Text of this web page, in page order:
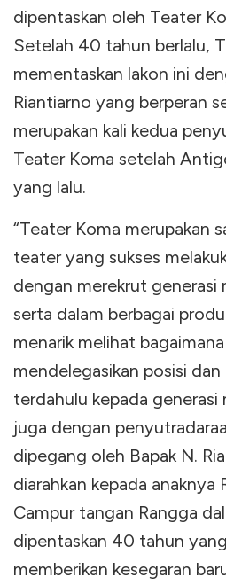
dipentaskan oleh Teater
Setelah 40 tahun berlalu,
mementaskan lakon ini
Riantiarno yang berperan
merupakan kali kedua
Teater Koma setelah
yang lalu.
“Teater Koma merupakan
teater yang sukses
dengan merekrut
serta dalam berbagai
menarik melihat
mendelegasikan posisi
terdahulu kepada generasi
juga dengan
dipegang oleh Bapak N.
diarahkan kepada anaknya
Campur tangan Rangga
dipentaskan 40 tahun
memberikan kesegaran